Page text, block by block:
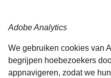
Adobe Analytics
We gebruiken cookies van
begrijpen hoebezoekers
appnavigeren, zodat we